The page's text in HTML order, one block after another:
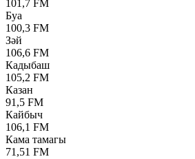
101,7 FM
Буа
100,3 FM
Зәй
106,6 FM
Кадыбаш
105,2 FM
Казан
91,5 FM
Кайбыч
106,1 FM
Кама тамагы
71,51 FM